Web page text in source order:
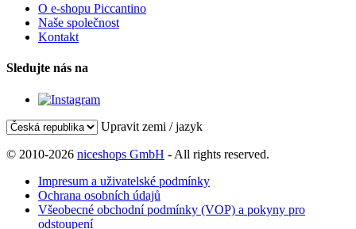
O e-shopu Piccantino
Naše společnost
Kontakt
Sledujte nás na
Upravit zemi / jazyk
© 2010-2026 niceshops GmbH - All rights reserved.
Impresum a uživatelské podmínky
Ochrana osobních údajů
Všeobecné obchodní podmínky (VOP) a pokyny pro
odstoupení